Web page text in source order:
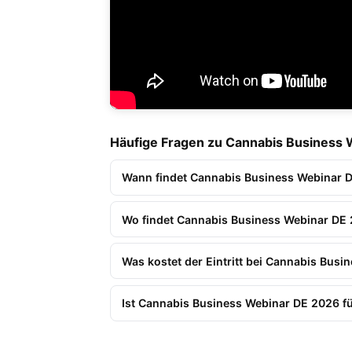
Häufige Fragen zu Cannabis Business
Wann findet Cannabis Business Webinar
Wo findet Cannabis Business Webinar DE
Was kostet der Eintritt bei Cannabis
Ist Cannabis Business Webinar DE 2026